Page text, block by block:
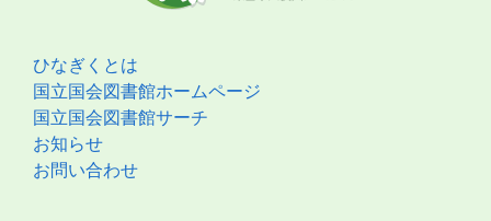
ひなぎくとは
国立国会図書館ホームページ
国立国会図書館サーチ
お知らせ
お問い合わせ